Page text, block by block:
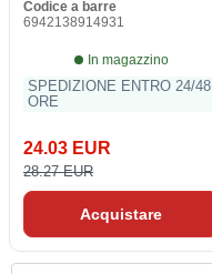
Codice a barre
6942138914931
In magazzino
SPEDIZIONE ENTRO 24/48
ORE
24.03 EUR
28.27 EUR
Acquistare